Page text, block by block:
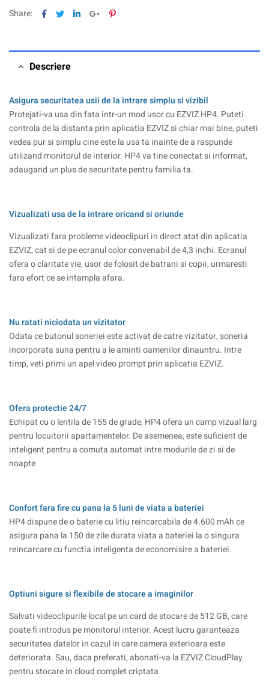
Share: Facebook
TwitterLinkedinGoogle+Pinterest
Descriere
Asigura securitatea usii de la intrare simplu si vizibil
Protejati-va usa din fata intr-un mod usor cu EZVIZ HP4. Puteti
controla de la distanta prin aplicatia EZVIZ si chiar mai bine, puteti
vedea pur si simplu cine este la usa ta inainte de a raspunde
utilizand monitorul de interior. HP4 va tine conectat si informat,
adaugand un plus de securitate pentru familia ta.
Vizualizati usa de la intrare oricand si oriunde
Vizualizati fara probleme videoclipuri in direct atat din aplicatia
EZVIZ, cat si de pe ecranul color convenabil de 4,3 inchi. Ecranul
ofera o claritate vie, usor de folosit de batrani si copii, urmaresti
fara efort ce se intampla afara.
Nu ratati niciodata un vizitator
Odata ce butonul soneriei este activat de catre vizitator, soneria
incorporata suna pentru a le aminti oamenilor dinauntru. Intre
timp, veti primi un apel video prompt prin aplicatia EZVIZ.
Ofera protectie 24/7
Echipat cu o lentila de 155 de grade, HP4 ofera un camp vizual larg
pentru locuitorii apartamentelor. De asemenea, este suficient de
inteligent pentru a comuta automat intre modurile de zi si de
noapte
Confort fara fire cu pana la 5 luni de viata a bateriei
HP4 dispune de o baterie cu litiu reincarcabila de 4.600 mAh ce
asigura pana la 150 de zile durata viata a bateriei la o singura
reincarcare cu functia inteligenta de economisire a bateriei.
Optiuni sigure si flexibile de stocare a imaginilor
Salvati videoclipurile local pe un card de stocare de 512 GB, care
poate fi introdus pe monitorul interior. Acest lucru garanteaza
securitatea datelor in cazul in care camera exterioara este
deteriorata. Sau, daca preferati, abonati-va la EZVIZ CloudPlay
pentru stocare in cloud complet criptata